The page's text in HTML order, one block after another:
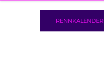
RENNKALENDER